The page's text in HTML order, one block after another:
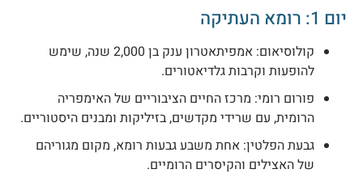
רומא העתיקה
קולוסיאום: אמפיתאטרון ענק בן 2,000 שנה, שימש
להופעות וקרבות גלדיאטורים.
פורום רומי: מרכז החיים הציבוריים של האימפריה
הרומית, עם שרידי מקדשים, בזיליקות ומבנים היסטוריים.
גבעת הפלטין: אחת משבע גבעות רומא, מקום מגוריהם
של האצילים והקיסרים הרומיים.